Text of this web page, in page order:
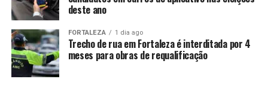
deste ano
FORTALEZA 1 dia ago
Trecho de rua em Fortaleza é interditada por 4
meses para obras de requalificação